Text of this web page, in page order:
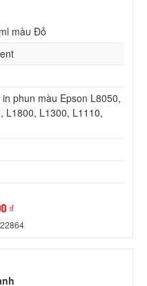
màu Đỏ
phun màu Epson L8050,
L1800, L1300, L1110,
₫